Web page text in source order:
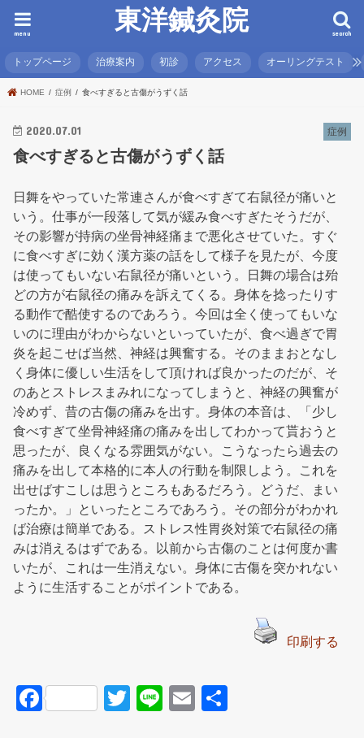
東洋鍼灸院 search
menu
トップページ 治療案内 初診 アクセス オーリングテスト
HOME 症例 食べすぎると古傷がうずく話
症例
2020.07.01
食べすぎると古傷がうずく話
日舞をやっていた常連さんが食べすぎて右鼠径が痛いと
いう。仕事が一段落して気が緩み食べすぎたそうだが、
その影響が持病の坐骨神経痛まで悪化させていた。すぐ
に食べすぎに効く漢方薬の話をして様子を見たが、今度
は使ってもいない右鼠径が痛いという。日舞の場合は殆
どの方が右鼠径の痛みを訴えてくる。身体を捻ったりす
る動作で酷使するのであろう。今回は全く使ってもいな
いのに理由がわからないといっていたが、食べ過ぎで胃
炎を起こせば当然、神経は興奮する。そのままおとなし
く身体に優しい生活をして頂ければ良かったのだが、そ
のあとストレスまみれになってしまうと、神経の興奮が
冷めず、昔の古傷の痛みを出す。身体の本音は、「少し
食べすぎて坐骨神経痛の痛みを出してわかって貰おうと
思ったが、良くなる雰囲気がない。こうなったら過去の
痛みを出して本格的に本人の行動を制限しよう。これを
出せばすこしは思うところもあるだろう。どうだ、まい
ったか。」といったところであろう。その部分がわかれ
ば治療は簡単である。ストレス性胃炎対策で右鼠径の痛
みは消えるはずである。以前から古傷のことは何度か書
いたが、これは一生消えない。身体に古傷を突かれない
ように生活することがポイントである。
印刷する
F
T
Li
E